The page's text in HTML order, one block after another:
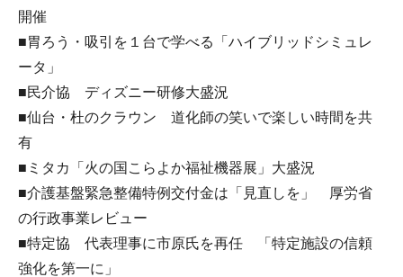
開催
■胃ろう・吸引を１台で学べる「ハイブリッドシミュレ
ータ」
■民介協 ディズニー研修大盛況
■仙台・杜のクラウン 道化師の笑いで楽しい時間を共
有
■ミタカ「火の国こらよか福祉機器展」大盛況
■介護基盤緊急整備特例交付金は「見直しを」 厚労省
の行政事業レビュー
■特定協 代表理事に市原氏を再任 「特定施設の信頼
強化を第一に」